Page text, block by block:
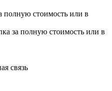
полную стоимость или в
за полную стоимость или в
связь